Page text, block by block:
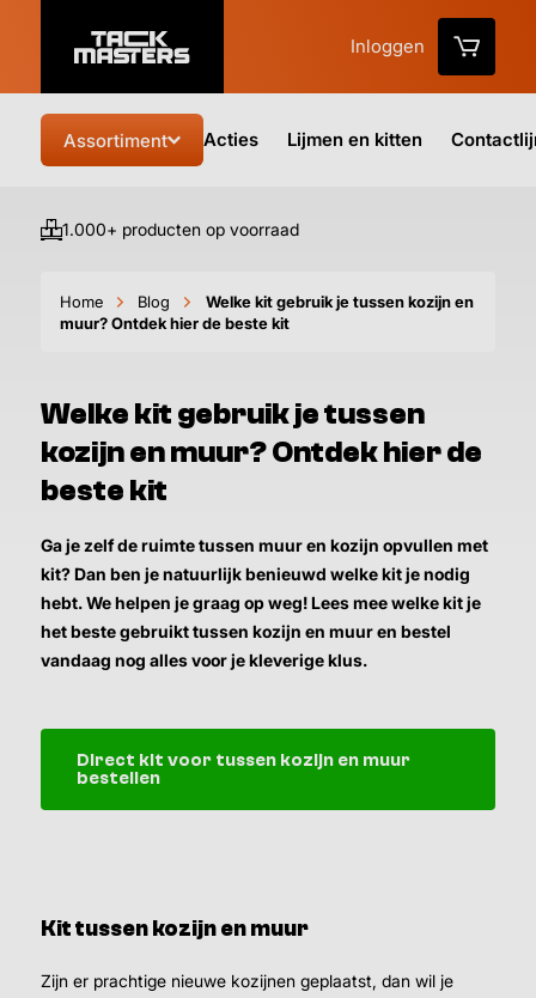
Inloggen
Assortiment Acties Lijmen en kitten
1.000+ producten op voorraad
Home Blog
Welke kit gebruik je tussen kozijn en
muur? Ontdek hier de beste kit
Welke kit gebruik je tussen
kozijn en muur? Ontdek hier de
beste kit
Ga je zelf de ruimte tussen muur en kozijn opvullen met
kit? Dan ben je natuurlijk benieuwd welke kit je nodig
hebt. We helpen je graag op weg! Lees mee welke kit je
het beste gebruikt tussen kozijn en muur en bestel
vandaag nog alles voor je kleverige klus.
Direct kit voor tussen kozijn en muur
bestellen
Kit tussen kozijn en muur
Zijn er prachtige nieuwe kozijnen geplaatst, dan wil je